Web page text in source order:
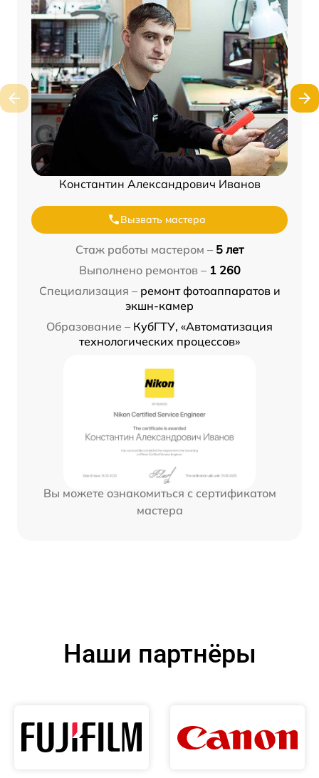
Константин Александрович Иванов
Вызвать мастера
Стаж работы мастером – 5 лет
Выполнено ремонтов – 1 260
Специализация – ремонт фотоаппаратов и
экшн-камер
Образование – КубГТУ, «Автоматизация
технологических процессов»
Вы можете ознакомиться с сертификатом
мастера
Наши партнёры